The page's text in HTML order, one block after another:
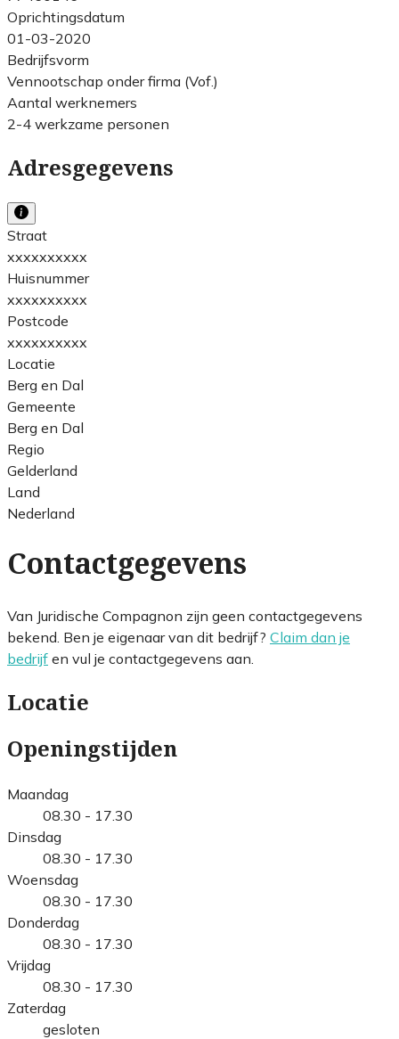
Oprichtingsdatum
01-03-2020
Bedrijfsvorm
Vennootschap onder firma (Vof.)
Aantal werknemers
2-4 werkzame personen
Adresgegevens
Straat
xxxxxxxxxx
Huisnummer
xxxxxxxxxx
Postcode
xxxxxxxxxx
Locatie
Berg en Dal
Gemeente
Berg en Dal
Regio
Gelderland
Land
Nederland
Contactgegevens
Van Juridische Compagnon zijn geen contactgegevens
bekend. Ben je eigenaar van dit bedrijf? Claim dan je
bedrijf en vul je contactgegevens aan.
Locatie
Openingstijden
Maandag
08.30 - 17.30
Dinsdag
08.30 - 17.30
Woensdag
08.30 - 17.30
Donderdag
08.30 - 17.30
Vrijdag
08.30 - 17.30
Zaterdag
gesloten